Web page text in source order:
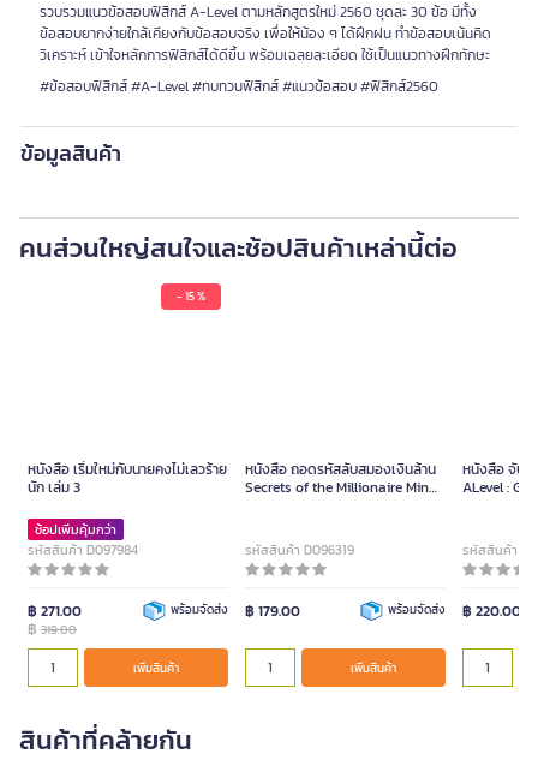
รวบรวมแนวข้อสอบฟิสิกส์ A-Level ตามหลักสูตรใหม่ 2560 ชุดละ 30 ข้อ มีทั้ง
ข้อสอบยากง่ายใกล้เคียงกับข้อสอบจริง เพื่อให้น้อง ๆ ได้ฝึกฝน ทำข้อสอบเน้นคิด
วิเคราะห์ เข้าใจหลักการฟิสิกส์ได้ดีขึ้น พร้อมเฉลยละเอียด ใช้เป็นแนวทางฝึกทักษะ
#ข้อสอบฟิสิกส์ #A-Level #ทบทวนฟิสิกส์ #แนวข้อสอบ #ฟิสิกส์2560
ข้อมูลสินค้า
คนส่วนใหญ่สนใจและช้อปสินค้าเหล่านี้ต่อ
- 15 %
หนังสือ เริ่มใหม่กับนายคงไม่เลวร้าย
นัก เล่ม 3
ช้อปเพิ่มคุ้มกว่า
รหัสสินค้า D097984
฿ 271.00
฿ 319.00
พร้อมจัดส่ง
เพิ่มสินค้า
หนังสือ ถอดรหัสลับสมองเงินล้าน
Secrets of the Millionaire Mind
รหัสสินค้า D096319
฿ 179.00 พร้อมจัดส่ง
เพิ่มสินค้า
หนังสือ จับต
ALevel :
รหัสสินค้า
฿ 220.00
สินค้าที่คล้ายกัน